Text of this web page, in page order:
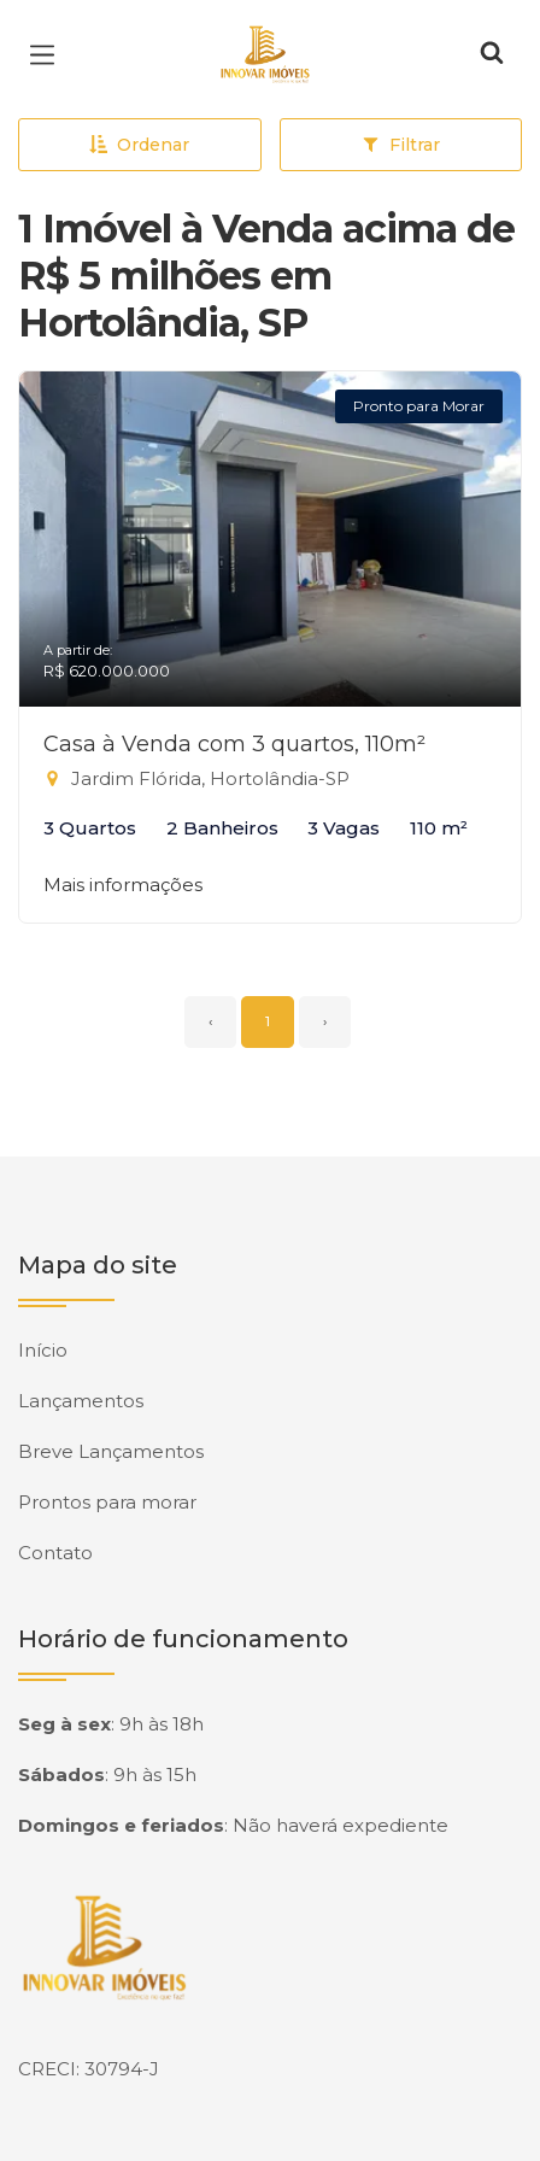
Página inicial
Ordenar Filtrar
1 Imóvel à Venda acima de
R$ 5 milhões em
Hortolândia, SP
Pronto para Morar
A partir de:
R$ 620.000.000
Casa à Venda com 3 quartos, 110m²
Jardim Flórida, Hortolândia-SP
3 Quartos 2 Banheiros 3 Vagas 110 m²
Mais informações
‹ 1 ›
Mapa do site
Início
Lançamentos
Breve Lançamentos
Prontos para morar
Contato
Horário de funcionamento
Seg à sex: 9h às 18h
Sábados: 9h às 15h
Domingos e feriados: Não haverá expediente
Página inicial
CRECI: 30794-J